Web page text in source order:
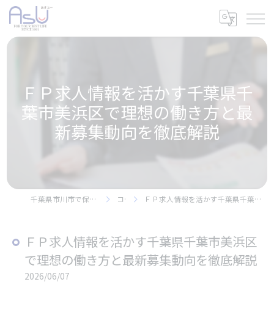
ＦＰ求人情報を活かす千葉県千
葉市美浜区で理想の働き方と最
新募集動向を徹底解説
千葉県市川市で保険の求人なら株式会社アスユー コラム ＦＰ求人情報を活かす千葉県千葉市美浜区で理想の働き方と最新募集動向を徹底解説
ＦＰ求人情報を活かす千葉県千葉市美浜区
で理想の働き方と最新募集動向を徹底解説
2026/06/07